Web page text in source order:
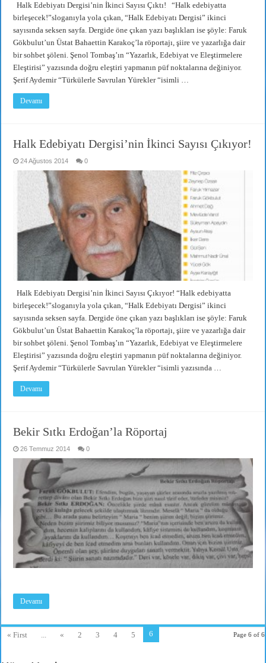
Halk Edebiyatı Dergisi’nin İkinci Sayısı Çıktı! “Halk edebiyatta
birleşecek!”sloganıyla yola çıkan, “Halk Edebiyatı Dergisi” ikinci
sayısında seksen sayfa. Dergide öne çıkan yazı başlıkları ise şöyle: Faruk
Gökbulut’un Üstat Bahaettin Karakoç’la röportajı, şiire ve yazarlığa dair
bir sohbet şöleni. Şenol Tombaş’ın “Yazarlık, Edebiyat ve Eleştirmelere
Eleştirisi” yazısında doğru eleştiri yapmanın püf noktalarına değiniyor.
Şerif Aydemir “Türkülerle Savrulan Yürekler “isimli …
Devamı
Halk Edebiyatı Dergisi’nin İkinci Sayısı Çıkıyor!
24 Ağustos 2014 0
Halk Edebiyatı Dergisi’nin İkinci Sayısı Çıkıyor! “Halk edebiyatta
birleşecek!”sloganıyla yola çıkan, “Halk Edebiyatı Dergisi” ikinci
sayısında seksen sayfa. Dergide öne çıkan yazı başlıkları ise şöyle: Faruk
Gökbulut’un Üstat Bahaettin Karakoç’la röportajı, şiire ve yazarlığa dair
bir sohbet şöleni. Şenol Tombaş’ın “Yazarlık, Edebiyat ve Eleştirmelere
Eleştirisi” yazısında doğru eleştiri yapmanın püf noktalarına değiniyor.
Şerif Aydemir “Türkülerle Savrulan Yürekler “isimli yazısında …
Devamı
Bekir Sıtkı Erdoğan’la Röportaj
26 Temmuz 2014 0
Devamı
Page 6 of 6
« First ... « 2 3 4 5 6